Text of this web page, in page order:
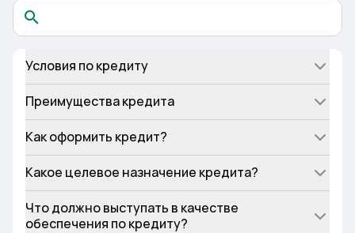
Условия по кредиту
Преимущества кредита
Как оформить кредит?
Какое целевое назначение кредита?
Что должно выступать в качестве
обеспечения по кредиту?